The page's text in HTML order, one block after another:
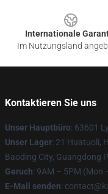
Internationale
Im Nutzungsland
Kontaktieren Sie uns
Unser Hauptbüro: 63601
Unser Lager: 21 Huatuoli,
Baoding City, Guangdong
Geruch: 9AM – 5PM (Mon
E-Mail senden: